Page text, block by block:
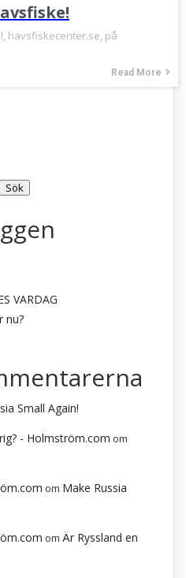
havsfiskecenter.se, på
Read More
Sök
VARDAG
nu?
Small Again!
- Holmström.com om
om Make Russia
om Är Ryssland en